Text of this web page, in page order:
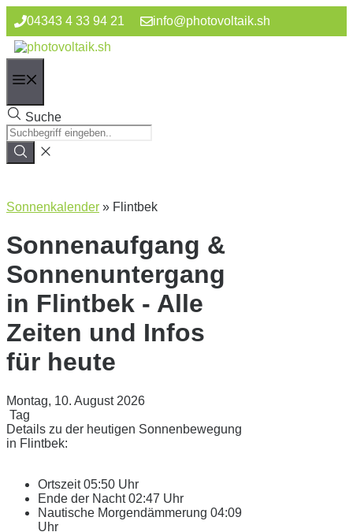
Zum
Inhalt
springen
04343 4 33 94 21 info@photovoltaik.sh
Suche
Sonnenkalender » Flintbek
Sonnenaufgang &
Sonnenuntergang
in Flintbek - Alle
Zeiten und Infos
für heute
Montag, 10. August 2026
Tag
Details zu der heutigen Sonnenbewegung
in Flintbek:
Ortszeit05:50 Uhr
Ende der Nacht02:47 Uhr
Nautische Morgendämmerung 04:09
Uhr